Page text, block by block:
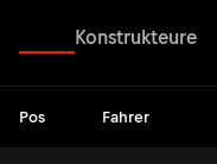
Konstrukteure
Pos Fahrer